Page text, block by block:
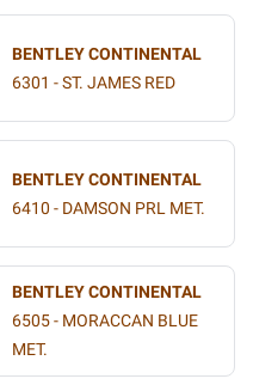
BENTLEY CONTINENTAL
6301 - ST. JAMES RED
BENTLEY CONTINENTAL
6410 - DAMSON PRL MET.
BENTLEY CONTINENTAL
6505 - MORACCAN BLUE
MET.